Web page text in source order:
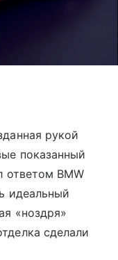
рукой
показанный
ответом BMW
идеальный
«ноздря»
сделали